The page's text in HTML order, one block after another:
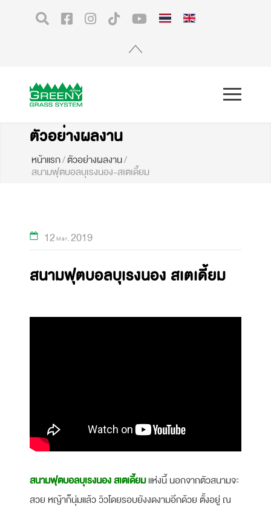
ตัวอย่างผลงาน
หน้าแรก/ตัวอย่างผลงาน/
สนามฟุตบอลบุเรงนอง-สเตเดี้ยม
12 Mar 2019
สนามฟุตบอลบุเรงนอง สเตเดี้ยม
สนามฟุตบอลบุเรงนอง สเตเดี้ยมแห่งนี้ นอกจากตัวสนามจะ
สวย หญ้าก็นุ่มแล้ว วิวโดยรอบยังงดงามอีกด้วย ตั้งอยู่ ณ